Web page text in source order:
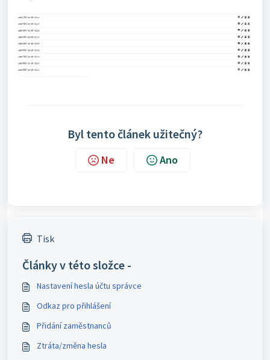
Byl tento článek užitečný?
Ne Ano
Tisk
Články v této složce -
Nastavení hesla účtu správce
Odkaz pro přihlášení
Přidání zaměstnanců
Ztráta/změna hesla